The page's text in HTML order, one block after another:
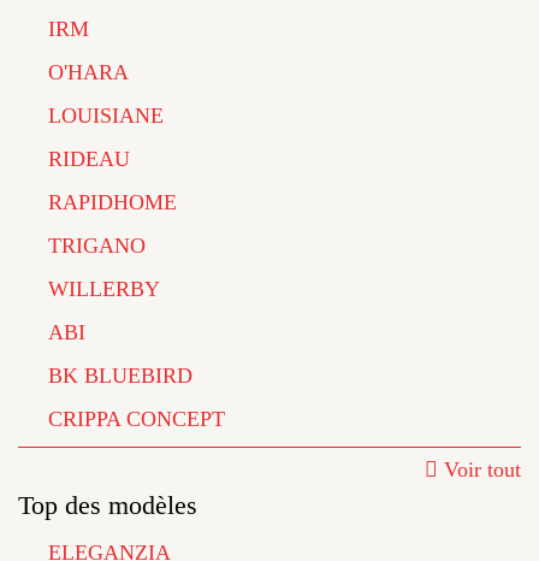
IRM
O'HARA
LOUISIANE
RIDEAU
RAPIDHOME
TRIGANO
WILLERBY
ABI
BK BLUEBIRD
CRIPPA CONCEPT
Voir tout
Top des modèles
ELEGANZIA